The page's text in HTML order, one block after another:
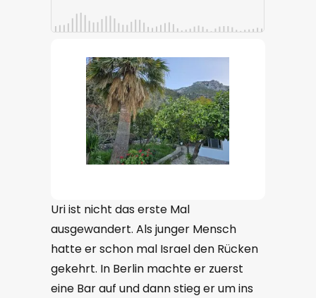
Uri ist nicht das erste Mal
ausgewandert. Als junger Mensch
hatte er schon mal Israel den Rücken
gekehrt. In Berlin machte er zuerst
eine Bar auf und dann stieg er um ins